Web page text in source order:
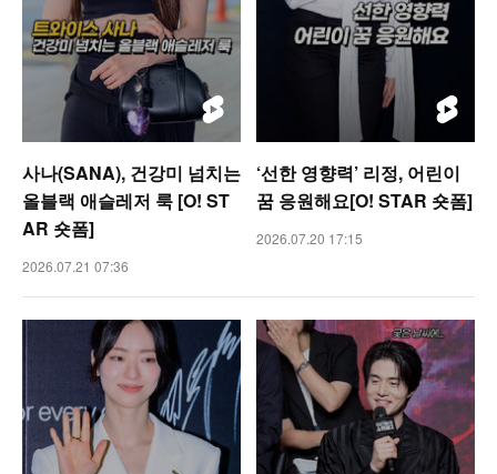
사나(SANA), 건강미 넘치는
올블랙 애슬레저 룩 [O! ST
AR 숏폼]
2026.07.21 07:36
‘선한 영향력’ 리정, 어린이
꿈 응원해요[O! STAR 숏폼]
2026.07.20 17:15